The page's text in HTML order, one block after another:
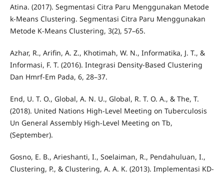
Atina. (2017). Segmentasi Citra Paru Menggunakan Metode
k-Means Clustering. Segmentasi Citra Paru Menggunakan
Metode K-Means Clustering, 3(2), 57–65.
Azhar, R., Arifin, A. Z., Khotimah, W. N., Informatika, J. T., &
Informasi, F. T. (2016). Integrasi Density-Based Clustering
Dan Hmrf-Em Pada, 6, 28–37.
End, U. T. O., Global, A. N. U., Global, R. T. O. A., & The, T.
(2018). United Nations High-Level Meeting on Tuberculosis
Un General Assembly High-Level Meeting on Tb,
(September).
Gosno, E. B., Arieshanti, I., Soelaiman, R., Pendahuluan, I.,
Clustering, P., & Clustering, A. A. K. (2013). Implementasi KD-